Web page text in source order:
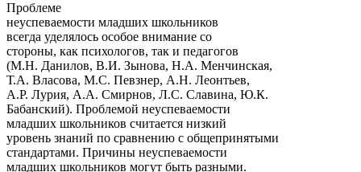
Проблеме
неуспеваемости младших школьников
всегда уделялось особое внимание со
стороны, как психологов, так и педагогов
(М.Н. Данилов, В.И. Зынова, Н.А. Менчинская,
Т.А. Власова, М.С. Певзнер, А.Н. Леонтьев,
А.Р. Лурия, А.А. Смирнов, Л.С. Славина, Ю.К.
Бабанский). Проблемой неуспеваемости
младших школьников считается низкий
уровень знаний по сравнению с общепринятыми
стандартами. Причины неуспеваемости
младших школьников могут быть разными.